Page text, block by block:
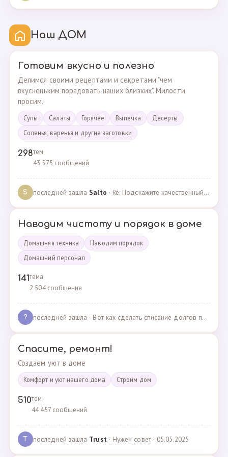
Наш ДОМ
Готовим вкусно и полезно
Делимся своими рецептами и секретами "чем
вкусненьким порадовать наших близких". Милости
просим.
Супы Cалаты Горячее Выпечка
Десерты
Соленья, варенья и другие заготовки
298тем
43 575 сообщений
S последней зашла Salto · Re: Подскажите качественный и крепкий капсульный ко… · 01.09.2024
Наводим чистоту и порядок в доме
Домашняя техника
Наводим порядок
Домашний персонал
141тема
2 504 сообщения
? последней зашла · Вот как сделать списание долгов по жкх? · 02.05.2025
Спасите, ремонт!
Создаем уют в доме
Комфорт и уют нашего дома Cтроим дом
510тем
44 457 сообщений
T последней зашла Trust · Нужен совет · 05.05.2025